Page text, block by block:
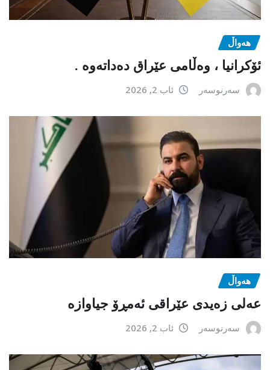
هەواڵ
ئۆکرانیا ، وەڵامی عێراق دەداتەوە .
سەرنوسەر ئاب 2, 2026
هەواڵ
عەلی زەیدی عێراقی ئەمڕۆ جیاوازە
سەرنوسەر ئاب 2, 2026